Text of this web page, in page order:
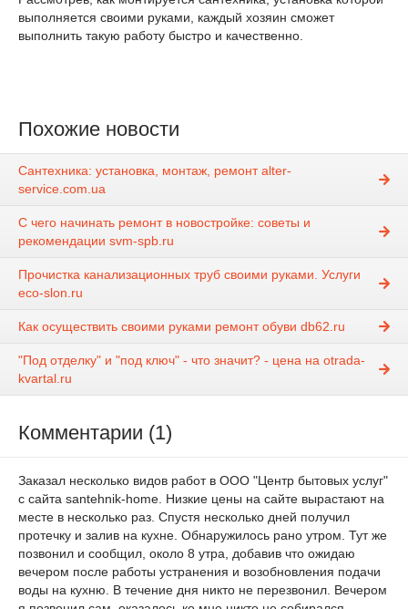
выполняется своими руками, каждый хозяин сможет
выполнить такую работу быстро и качественно.
Похожие новости
Сантехника: установка, монтаж, ремонт alter-
service.com.ua
С чего начинать ремонт в новостройке: советы и
рекомендации svm-spb.ru
Прочистка канализационных труб своими руками. Услуги
eco-slon.ru
Как осуществить своими руками ремонт обуви db62.ru
"Под отделку" и "под ключ" - что значит? - цена на otrada-
kvartal.ru
Комментарии (1)
Заказал несколько видов работ в ООО "Центр бытовых услуг"
с сайта santehnik-home. Низкие цены на сайте вырастают на
месте в несколько раз. Спустя несколько дней получил
протечку и залив на кухне. Обнаружилось рано утром. Тут же
позвонил и сообщил, около 8 утра, добавив что ожидаю
вечером после работы устранения и возобновления подачи
воды на кухню. В течение дня никто не перезвонил. Вечером